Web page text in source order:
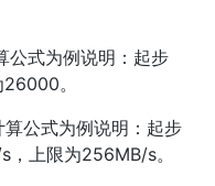
公式为例说明：起步
。
公式为例说明：起步
上限为256MB/s。